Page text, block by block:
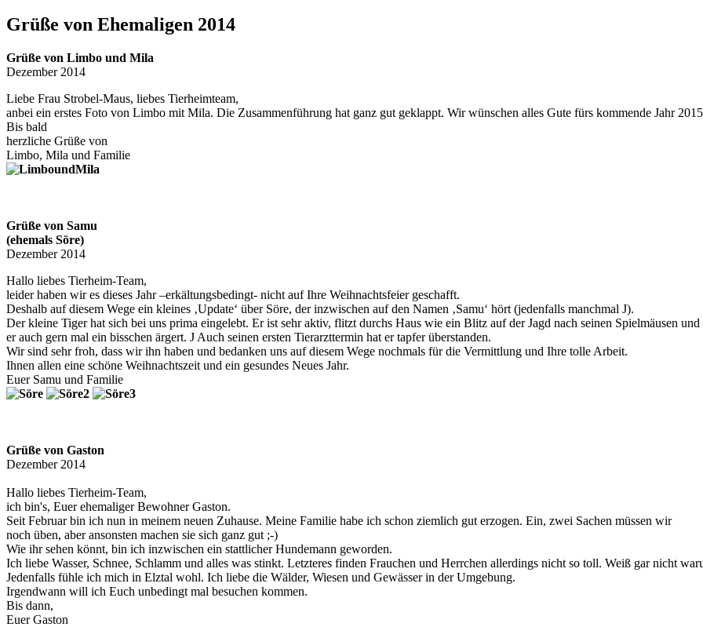
Grüße von Ehemaligen 2014
Grüße von Limbo und Mila
Dezember 2014
Liebe Frau Strobel-Maus, liebes Tierheimteam,
anbei ein erstes Foto von Limbo mit Mila. Die Zusammenführung hat ganz gut geklappt. Wir wünschen alles Gute fürs kommende Jahr
Bis bald
herzliche Grüße von
Limbo, Mila und Familie
Grüße von Samu
(ehemals Söre)
Dezember 2014
Hallo liebes Tierheim-Team,
leider haben wir es dieses Jahr –erkältungsbedingt- nicht auf Ihre Weihnachtsfeier geschafft.
Deshalb auf diesem Wege ein kleines ‚Update‘ über Söre, der inzwischen auf den Namen ‚Samu‘ hört (jedenfalls manchmal J).
Der kleine Tiger hat sich bei uns prima eingelebt. Er ist sehr aktiv, flitzt durchs Haus wie ein Blitz auf der Jagd nach seinen Spielmäusen
er auch gern mal ein bisschen ärgert. J Auch seinen ersten Tierarzttermin hat er tapfer überstanden.
Wir sind sehr froh, dass wir ihn haben und bedanken uns auf diesem Wege nochmals für die Vermittlung und Ihre tolle Arbeit.
Ihnen allen eine schöne Weihnachtszeit und ein gesundes Neues Jahr.
Euer Samu und Familie
Grüße von Gaston
Dezember 2014
Hallo liebes Tierheim-Team,
ich bin's, Euer ehemaliger Bewohner Gaston.
Seit Februar bin ich nun in meinem neuen Zuhause. Meine Familie habe ich schon ziemlich gut erzogen. Ein, zwei Sachen müssen wir
noch üben, aber ansonsten machen sie sich ganz gut ;-)
Wie ihr sehen könnt, bin ich inzwischen ein stattlicher Hundemann geworden.
Ich liebe Wasser, Schnee, Schlamm und alles was stinkt. Letzteres finden Frauchen und Herrchen allerdings nicht so toll. Weiß gar nicht
Jedenfalls fühle ich mich in Elztal wohl. Ich liebe die Wälder, Wiesen und Gewässer in der Umgebung.
Irgendwann will ich Euch unbedingt mal besuchen kommen.
Bis dann,
Euer Gaston